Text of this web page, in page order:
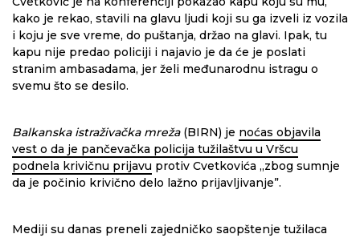
kako je rekao, stavili na glavu ljudi koji su ga izveli iz vozila
i koju je sve vreme, do puštanja, držao na glavi. Ipak, tu
kapu nije predao policiji i najavio je da će je poslati
stranim ambasadama, jer želi međunarodnu istragu o
svemu što se desilo.
Balkanska istraživačka mreža(BIRN) je noćas objavila
vest o da je pančevačka policija tužilaštvu u Vršcu
podnela krivičnu prijavu protiv Cvetkovića „zbog sumnje
da je počinio krivično delo lažno prijavljivanje”.
Mediji su danas preneli zajedničko saopštenje tužilaca